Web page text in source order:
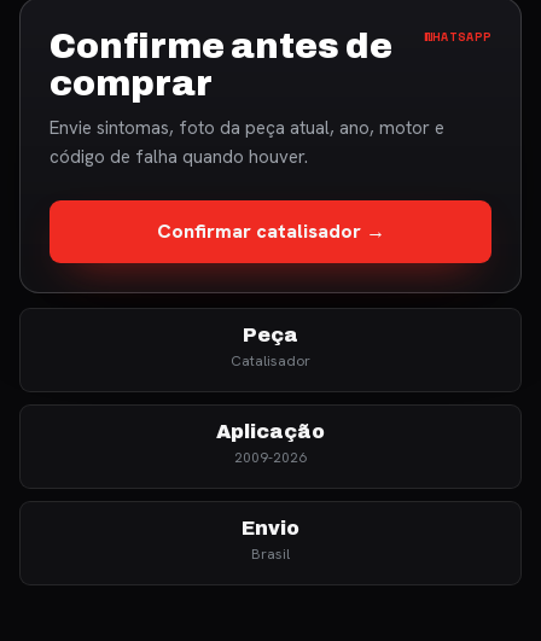
Confirme antes de
comprar
WHATSAPP
Envie sintomas, foto da peça atual, ano, motor e
código de falha quando houver.
Confirmar catalisador →
Peça
Catalisador
Aplicação
2009-2026
Envio
Brasil